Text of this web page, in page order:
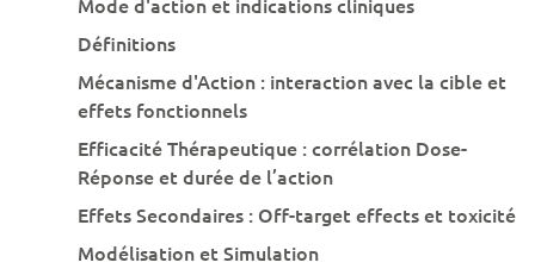
Définitions
Mécanisme d'Action : interaction avec la cible et
effets fonctionnels
Efficacité Thérapeutique : corrélation Dose-
Réponse et durée de l’action
Effets Secondaires : Off-target effects et toxicité
Modélisation et Simulation